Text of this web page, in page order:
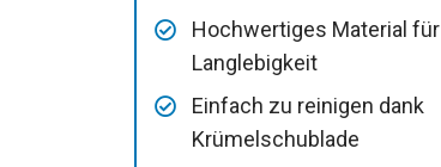
Hochwertiges Material für
Langlebigkeit
Einfach zu reinigen dank
Krümelschublade